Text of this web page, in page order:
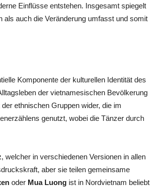
Einflüsse entstehen. Insgesamt spiegelt
als auch die Veränderung umfasst und somit
Komponente der kulturellen Identität des
der vietnamesischen Bevölkerung
ethnischen Gruppen wider, die im
genutzt, wobei die Tänzer durch
, welcher in verschiedenen Versionen in allen
aber sie teilen gemeinsame
oder Mua Luong ist in Nordvietnam beliebt